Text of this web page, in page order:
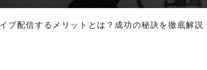
ブ配信するメリットとは？成功の秘訣を徹底解説